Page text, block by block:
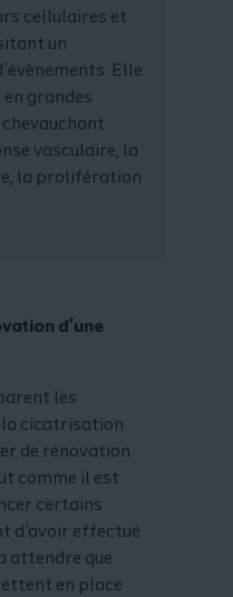
cellulaires et
un
Elle
grandes
vasculaire, la
la prolifération
d’une
les
la cicatrisation
de rénovation
comme il est
certains
d’avoir effectué
attendre que
en place